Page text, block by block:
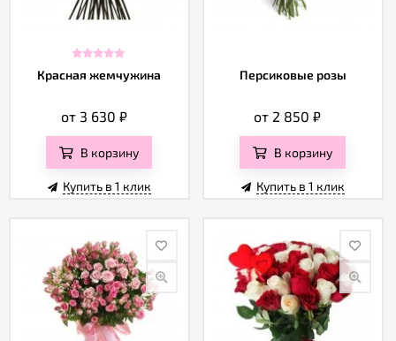
Красная жемчужина
от 3 630 ₽
В корзину
Купить в 1 клик
Персиковые розы
от 2 850₽
В корзину
Купить в 1 клик